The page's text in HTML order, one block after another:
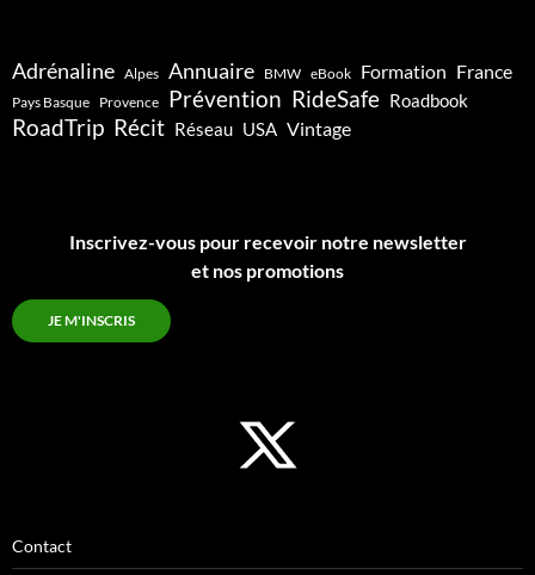
Adrénaline Alpes Annuaire BMW eBook Formation France
Pays Basque Provence Prévention RideSafe Roadbook
RoadTrip Récit Réseau USA Vintage
Inscrivez-vous pour recevoir notre newsletter
et nos promotions
JE M'INSCRIS
Contact